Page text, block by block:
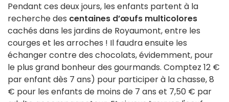
Pendant ces deux jours, les enfants partent à la
recherche des centaines d’œufs multicolores
cachés dans les jardins de Royaumont, entre les
courges et les arroches ! Il faudra ensuite les
échanger contre des chocolats, évidemment, pour
le plus grand bonheur des gourmands. Comptez 12 €
par enfant dès 7 ans) pour participer à la chasse, 8
€ pour les enfants de moins de 7 ans et 7,50 € par